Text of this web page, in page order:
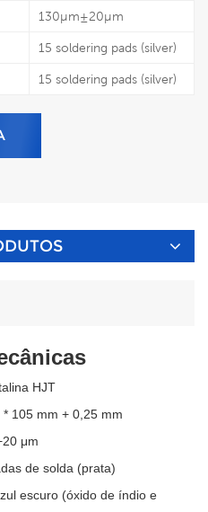
130μm±20μm
15 soldering pads (silver)
15 soldering pads (silver)
HJT
105 mm + 0,25 mm
μm
de solda (prata)
escuro (óxido de índio e